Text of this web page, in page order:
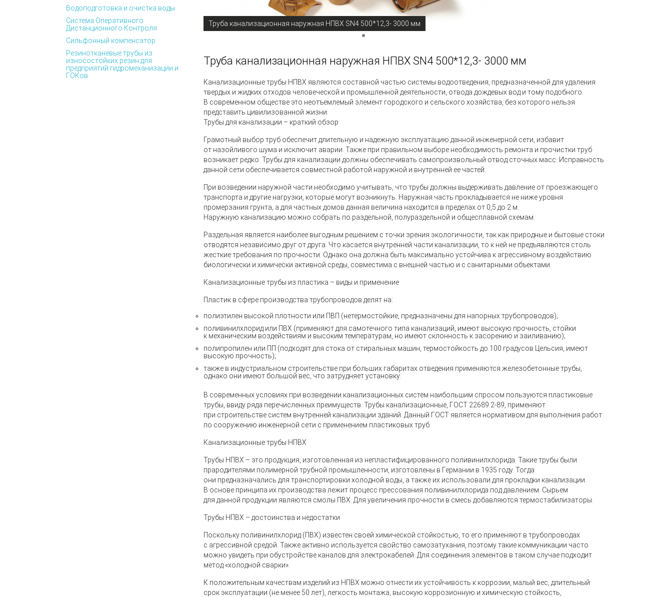
Труба канализационная наружная НПВХ SN4 500*12,3- 3000 мм
Труба канализационная наружная НПВХ SN4 500*12,3- 3000 мм
Канализационные трубы НПВХ являются составной частью системы водоотведения, предназначенной для удаления
твердых и жидких отходов человеческой и промышленной деятельности, отвода дождевых вод и тому подобного.
В современном обществе это неотъемлемый элемент городского и сельского хозяйства, без которого нельзя
представить цивилизованной жизни.
Трубы для канализации – краткий обзор
Грамотный выбор труб обеспечит длительную и надежную эксплуатацию данной инженерной сети, избавит
от назойливого шума и исключит аварии. Также при правильном выборе необходимость ремонта и прочистки труб
возникает редко. Трубы для канализации должны обеспечивать самопроизвольный отвод сточных масс. Исправность
данной сети обеспечивается совместной работой наружной и внутренней ее частей
При возведении наружной части необходимо учитывать, что трубы должны выдерживать давление от проезжающего
транспорта и другие нагрузки, которые могут возникнуть. Наружная часть прокладывается не ниже уровня
промерзания грунта, а для частных домов данная величина находится в пределах от 0,5 до 2 м.
Наружную канализацию можно собрать по раздельной, полураздельной и общесплавной схемам.
Раздельная является наиболее выгодным решением с точки зрения экологичности, так как природные и бытовые стоки
отводятся независимо друг от друга. Что касается внутренней части канализации, то к ней не предъявляются столь
жесткие требования по прочности. Однако она должна быть максимально устойчива к агрессивному воздействию
биологически и химически активной среды, совместима с внешней частью и с санитарными объектами.
Канализационные трубы из пластика – виды и применение
Пластик в сфере производства трубопроводов делят на:
полиэтилен высокой плотности или ПВП (нетермостойкие, предназначены для напорных трубопроводов);
поливинилхлорид или ПВХ (применяют для самотечного типа канализаций, имеют высокую прочность, стойки
к механическим воздействиям и высоким температурам, но имеют склонность к засорению и заиливанию);
полипропилен или ПП (подходят для стока от стиральных машин, термостойкость до 100 градусов Цельсия, имеют
высокую прочность);
также в индустриальном строительстве при больших габаритах отведения применяются железобетонные трубы,
однако они имеют большой вес, что затрудняет установку.
В современных условиях при возведении канализационных систем наибольшим спросом пользуются пластиковые
трубы, ввиду ряда перечисленных преимуществ. Трубы канализационные, ГОСТ 22689.2-89, применяют
при строительстве систем внутренней канализации зданий. Данный ГОСТ является нормативом для выполнения работ
по сооружению инженерной сети с применением пластиковых труб.
Канализационные трубы НПВХ
Трубы НПВХ – это продукция, изготовленная из непластифицированного поливинилхлорида. Такие трубы были
прародителями полимерной трубной промышленности, изготовлены в Германии в 1935 году. Тогда
они предназначались для транспортировки холодной воды, а также их использовали для прокладки канализации.
В основе принципа их производства лежит процесс прессования поливинилхлорида под давлением. Сырьем
для данной продукции являются смолы ПВХ. Для увеличения прочности в смесь добавляются термостабилизаторы.
Трубы НПВХ – достоинства и недостатки
Поскольку поливинилхлорид (ПВХ) известен своей химической стойкостью, то его применяют в трубопроводах
с агрессивной средой. Также активно используется свойство самозатухания, поэтому такие коммуникации часто
можно увидеть при обустройстве каналов для электрокабелей. Для соединения элементов в таком случае подходит
метод «холодной сварки».
К положительным качествам изделий из НПВХ можно отнести их устойчивость к коррозии, малый вес, длительный
срок эксплуатации (не менее 50 лет), легкость монтажа, высокую коррозионную и химическую стойкость,
Водоподготовка и очистка воды
Система Оперативного
Дистанционного Контроля
Сильфонный компенсатор
Резинотканевые трубы из
износостойких резин для
предприятий гидромеханизации и
ГОКов